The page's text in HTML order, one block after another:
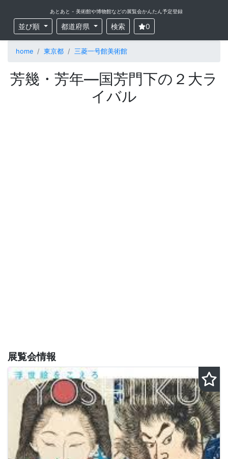
あとあと - 美術館や博物館などの展覧会かんたん予定登録
並び順 都道府県 検索 0
home 東京都 三菱一号館美術館
芳幾・芳年—国芳門下の２大ラ
イバル
展覧会情報